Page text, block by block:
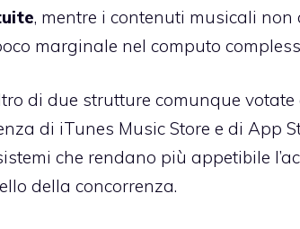
, mentre i contenuti musicali
marginale nel computo
di due strutture comunque votate
di iTunes Music Store e di App
che rendano più appetibile
della concorrenza.